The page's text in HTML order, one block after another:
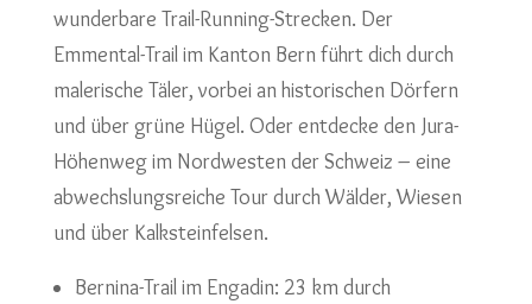
wunderbare Trail-Running-Strecken. Der
Emmental-Trail im Kanton Bern führt dich durch
malerische Täler, vorbei an historischen Dörfern
und über grüne Hügel. Oder entdecke den Jura-
Höhenweg im Nordwesten der Schweiz – eine
abwechslungsreiche Tour durch Wälder, Wiesen
und über Kalksteinfelsen.
Bernina-Trail im Engadin: 23 km durch